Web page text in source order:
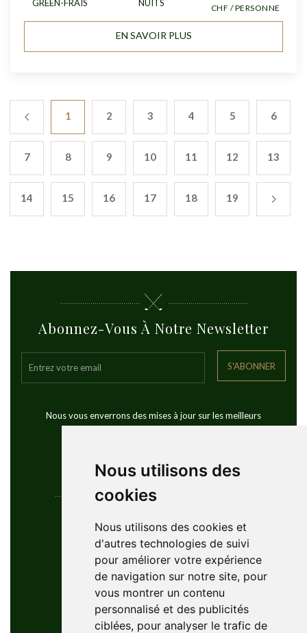
Nous utilisons des
cookies
Nous utilisons des cookies et
d'autres technologies de suivi
pour améliorer votre expérience
de navigation sur notre site, pour
vous montrer un contenu
personnalisé et des publicités
ciblées, pour analyser le trafic de
GREEN-FRAIS NUITS CHF / PERSONNE
EN SAVOIR PLUS
1 2 3 4 5 6
7 8 9 10 11 12 13
14 15 16 17 18 19
Abonnez-Vous À Notre Newsletter
S'ABONNER
Nous vous enverrons des mises à jour sur les meilleurs
Coordonnées
YouGolfTours Sàrl
+41 77 956 18 34
1950 Sion, Wallis, Switzerland
info@yougolftours.com
Privacy Policy